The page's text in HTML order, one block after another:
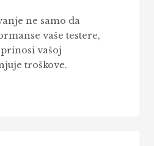
ne samo da
vaše testere,
vašoj
troškove.